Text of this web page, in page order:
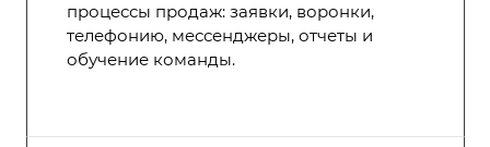
процессы продаж: заявки, воронки,
телефонию, мессенджеры, отчеты и
обучение команды.